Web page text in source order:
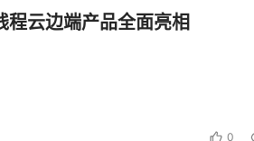
程云边端产品全面亮相
0